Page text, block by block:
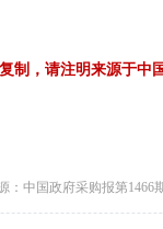
制，请注明来源于
：中国政府采购报第1466